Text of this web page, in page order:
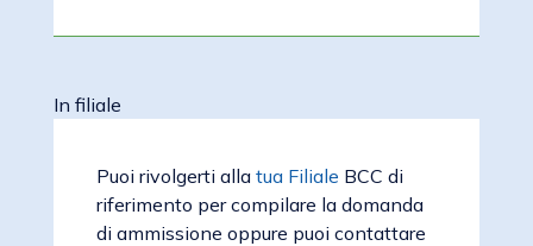
In filiale
Puoi rivolgerti alla tua Filiale BCC di
riferimento per compilare la domanda
di ammissione oppure puoi contattare